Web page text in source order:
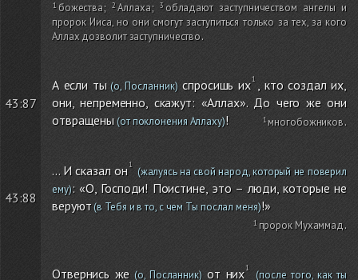
божества; Аллаха;
обладают заступничеством ангелы и
пророк Ииса, но они смогут заступиться только за тех, за кого
Аллах дозволит заступничество.
43:87
А если ты(о, Посланник)спросишь их , кто создал их,
они, непременно, скажут: «Аллах». До чего же они
отвращены (от поклонения Аллаху)! многобожников.
43:88
... И сказал он
(жалуясь на свой народ, который не поверил
ему): «О, Господи! Поистине, это – люди, которые не
веруют(в Тебя и в то, с чем Ты послал меня)!»
пророк Мухаммад.
Отвернись же (о, Посланник)от них (после того, как ты